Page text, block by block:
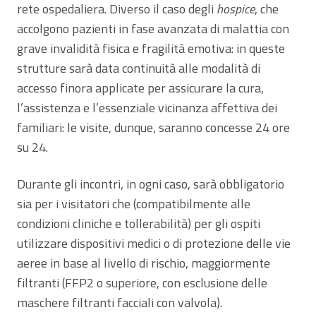
rete ospedaliera. Diverso il caso degli hospice, che
accolgono pazienti in fase avanzata di malattia con
grave invalidità fisica e fragilità emotiva: in queste
strutture sarà data continuità alle modalità di
accesso finora applicate per assicurare la cura,
l’assistenza e l’essenziale vicinanza affettiva dei
familiari: le visite, dunque, saranno concesse 24 ore
su 24.
Durante gli incontri, in ogni caso, sarà obbligatorio
sia per i visitatori che (compatibilmente alle
condizioni cliniche e tollerabilità) per gli ospiti
utilizzare dispositivi medici o di protezione delle vie
aeree in base al livello di rischio, maggiormente
filtranti (FFP2 o superiore, con esclusione delle
maschere filtranti facciali con valvola).